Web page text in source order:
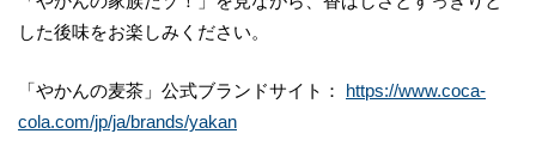
した後味をお楽しみください。
「やかんの麦茶」公式ブランドサイト： https://www.coca-
cola.com/jp/ja/brands/yakan